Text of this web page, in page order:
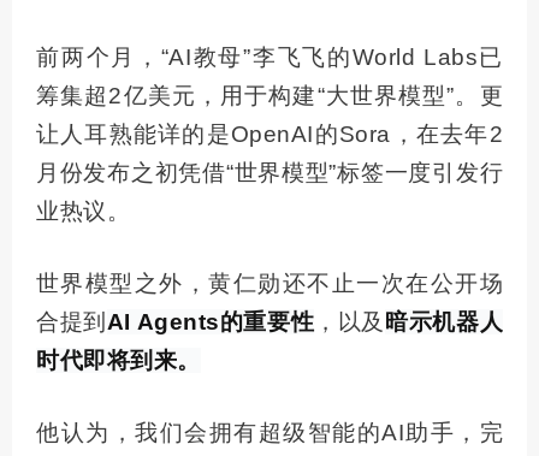
前两个月，“AI教母”李飞飞的World Labs已
筹集超2亿美元，用于构建“大世界模型”。更
让人耳熟能详的是OpenAI的Sora，在去年2
月份发布之初凭借“世界模型”标签一度引发行
业热议。
世界模型之外，黄仁勋还不止一次在公开场
合提到 AI Agents的重要性 ，以及 暗示机器人
时代即将到来。
他认为，我们会拥有超级智能的AI助手，完